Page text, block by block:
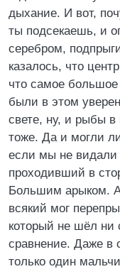
дыхание. И вот,
ты подсекаешь, и
серебром,
казалось, что
что самое
были в этом
свете, ну, и рыбы в
тоже. Да и могли
если мы не видали
проходивший в
Большим арыком.
всякий мог
который не шёл ни
сравнение. Даже в
только один